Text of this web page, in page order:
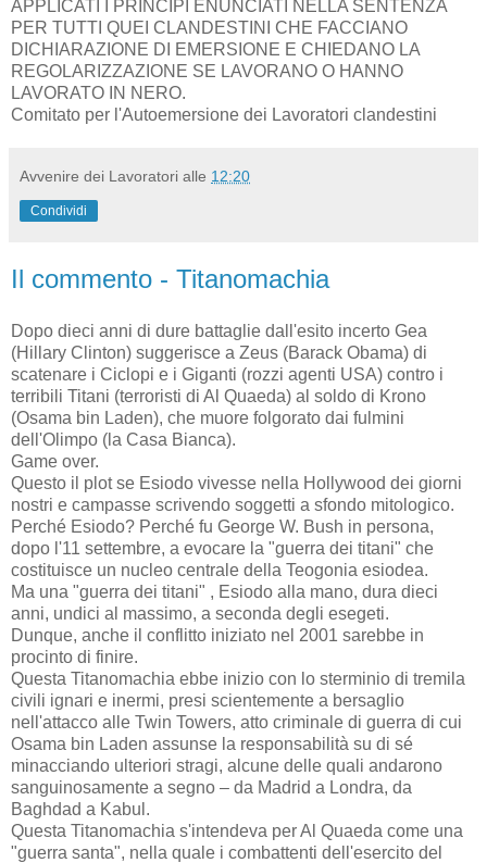
APPLICATI I PRINCIPI ENUNCIATI NELLA SENTENZA
PER TUTTI QUEI CLANDESTINI CHE FACCIANO
DICHIARAZIONE DI EMERSIONE E CHIEDANO LA
REGOLARIZZAZIONE SE LAVORANO O HANNO
LAVORATO IN NERO.
Comitato per l'Autoemersione dei Lavoratori clandestini
Avvenire dei Lavoratori alle 12:20
Condividi
Il commento - Titanomachia
Dopo dieci anni di dure battaglie dall'esito incerto Gea
(Hillary Clinton) suggerisce a Zeus (Barack Obama) di
scatenare i Ciclopi e i Giganti (rozzi agenti USA) contro i
terribili Titani (terroristi di Al Quaeda) al soldo di Krono
(Osama bin Laden), che muore folgorato dai fulmini
dell'Olimpo (la Casa Bianca).
Game over.
Questo il plot se Esiodo vivesse nella Hollywood dei giorni
nostri e campasse scrivendo soggetti a sfondo mitologico.
Perché Esiodo? Perché fu George W. Bush in persona,
dopo l'11 settembre, a evocare la "guerra dei titani" che
costituisce un nucleo centrale della Teogonia esiodea.
Ma una "guerra dei titani" , Esiodo alla mano, dura dieci
anni, undici al massimo, a seconda degli esegeti.
Dunque, anche il conflitto iniziato nel 2001 sarebbe in
procinto di finire.
Questa Titanomachia ebbe inizio con lo sterminio di tremila
civili ignari e inermi, presi scientemente a bersaglio
nell'attacco alle Twin Towers, atto criminale di guerra di cui
Osama bin Laden assunse la responsabilità su di sé
minacciando ulteriori stragi, alcune delle quali andarono
sanguinosamente a segno – da Madrid a Londra, da
Baghdad a Kabul.
Questa Titanomachia s'intendeva per Al Quaeda come una
"guerra santa", nella quale i combattenti dell'esercito del